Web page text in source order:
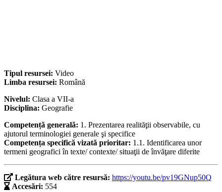
Tipul resursei: Video
Limba resursei: Română
Nivelul: Clasa a VII-a
Disciplina: Geografie
Competență generală: 1. Prezentarea realităţii observabile, cu
ajutorul terminologiei generale şi specifice
Competența specifică vizată prioritar: 1.1. Identificarea unor
termeni geografici în texte/ contexte/ situaţii de învăţare diferite
Legătura web către resursă: https://youtu.be/pv19GNup50Q
Accesări: 554